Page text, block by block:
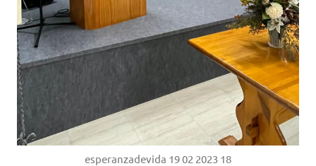
esperanzadevida 19 02 2023 18